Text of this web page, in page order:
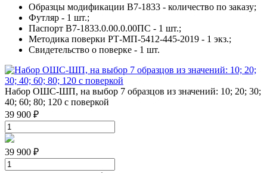
Образцы модификации В7-1833 - количество по заказу;
Футляр - 1 шт.;
Паспорт В7-1833.0.00.0.00ПС - 1 шт.;
Методика поверки РТ-МП-5412-445-2019 - 1 экз.;
Свидетельство о поверке - 1 шт.
Набор ОШС-ШП, на выбор 7 образцов из значений: 10; 20; 30;
40; 60; 80; 120 с поверкой
39 900 ₽
39 900 ₽